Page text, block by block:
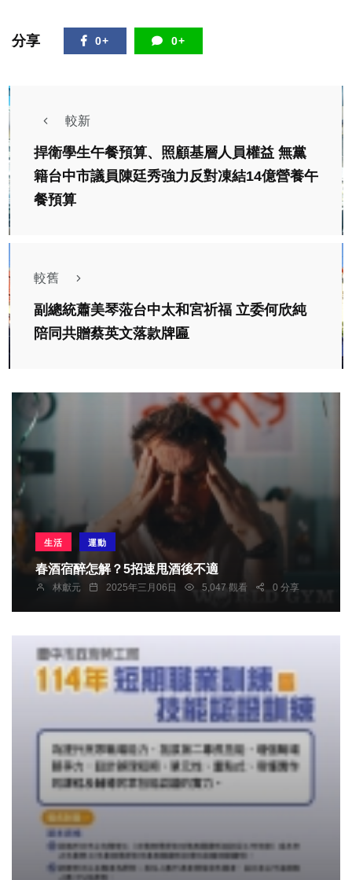
分享 0+ 0+
較新
捍衛學生午餐預算、照顧基層人員權益 無黨
籍台中市議員陳廷秀強力反對凍結14億營養午
餐預算
較舊
副總統蕭美琴蒞台中太和宮祈福 立委何欣純
陪同共贈蔡英文落款牌匾
生活 運動
春酒宿醉怎解？5招速甩酒後不適
林獻元 2025年三月06日 5,047 觀看 0 分享